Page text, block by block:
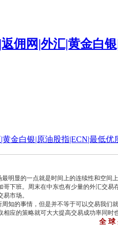
金白银|原油股指|ECN|最低优
显的一点就是时间上的连续性和空间
哥下班。周末在中东也有少量的外汇交
市场。
的事情，但是并不等于可以交易我们
相应的策略就可大大提高交易成功率同时
全 球